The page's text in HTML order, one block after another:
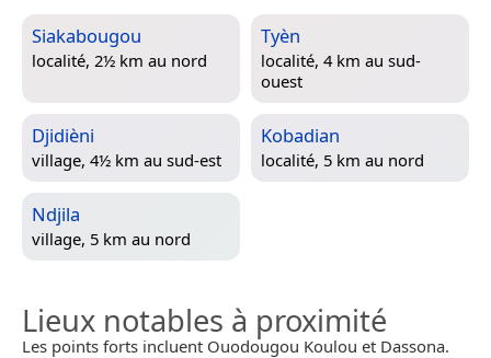
Siakabougou
localité, 2½ km au nord
Tyèn
localité, 4 km au sud-
ouest
Djidièni
village, 4½ km au sud-est
Kobadian
localité, 5 km au nord
Ndjila
village, 5 km au nord
Lieux notables à proximité
Les points forts incluent Ouodougou Koulou et Dassona.